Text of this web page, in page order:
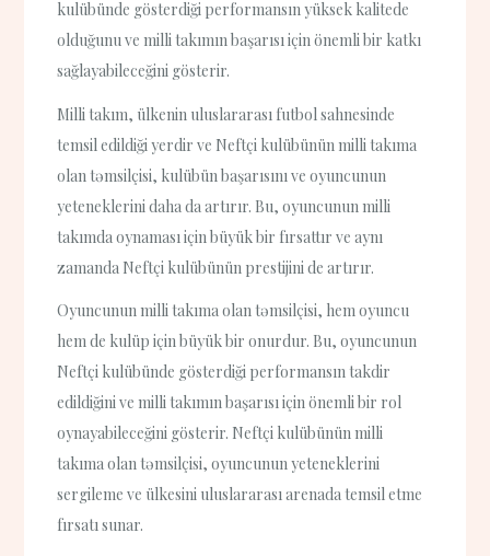
kulübünde gösterdiği performansın yüksek kalitede
olduğunu ve milli takımın başarısı için önemli bir katkı
sağlayabileceğini gösterir.
Milli takım, ülkenin uluslararası futbol sahnesinde
temsil edildiği yerdir ve Neftçi kulübünün milli takıma
olan təmsilçisi, kulübün başarısını ve oyuncunun
yeteneklerini daha da artırır. Bu, oyuncunun milli
takımda oynaması için büyük bir fırsattır ve aynı
zamanda Neftçi kulübünün prestijini de artırır.
Oyuncunun milli takıma olan təmsilçisi, hem oyuncu
hem de kulüp için büyük bir onurdur. Bu, oyuncunun
Neftçi kulübünde gösterdiği performansın takdir
edildiğini ve milli takımın başarısı için önemli bir rol
oynayabileceğini gösterir. Neftçi kulübünün milli
takıma olan təmsilçisi, oyuncunun yeteneklerini
sergileme ve ülkesini uluslararası arenada temsil etme
fırsatı sunar.